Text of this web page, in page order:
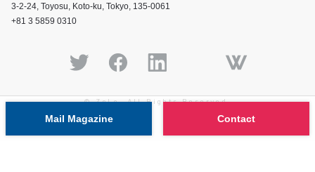
3-2-24, Toyosu, Koto-ku, Tokyo, 135-0061
+81 3 5859 0310
© ZeLo, All Rights Reserved.
Mail Magazine
Contact